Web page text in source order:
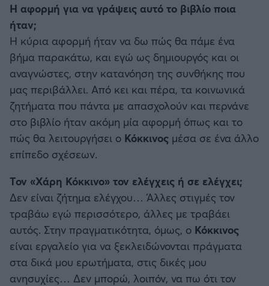
Η αφορμή για να γράψεις αυτό το βιβλίο ποια
ήταν;
Η κύρια αφορμή ήταν να δω πώς θα πάμε ένα
βήμα παρακάτω, και εγώ ως δημιουργός και οι
αναγνώστες, στην κατανόηση της συνθήκης που
μας περιβάλλει. Από κει και πέρα, τα κοινωνικά
ζητήματα που πάντα με απασχολούν και περνάνε
στο βιβλίο ήταν ακόμη μία αφορμή όπως και το
πώς θα λειτουργήσει ο Κόκκινος μέσα σε ένα άλλο
επίπεδο σχέσεων.
Τον «Χάρη Κόκκινο» τον ελέγχεις ή σε ελέγχει;
Δεν είναι ζήτημα ελέγχου… Άλλες στιγμές τον
τραβάω εγώ περισσότερο, άλλες με τραβάει
αυτός. Στην πραγματικότητα, όμως, ο Κόκκινος
είναι εργαλείο για να ξεκλειδώνονται πράγματα
στα δικά μου ερωτήματα, στις δικές μου
ανησυχίες… Δεν μπορώ, λοιπόν, να πω ότι τον